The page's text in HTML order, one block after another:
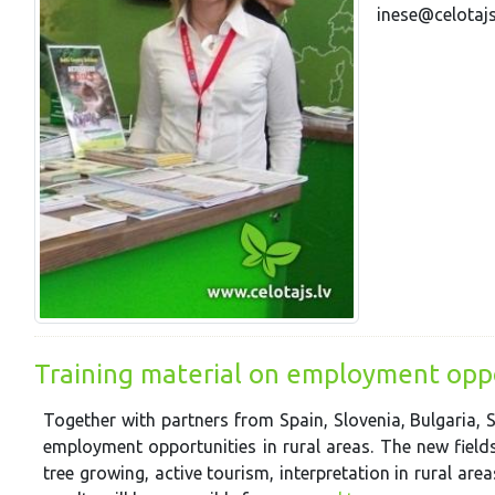
Training material on employment
Together with partners from Spain, Slovenia,
employment opportunities in rural areas. The new
tree growing, active tourism, interpretation in rural